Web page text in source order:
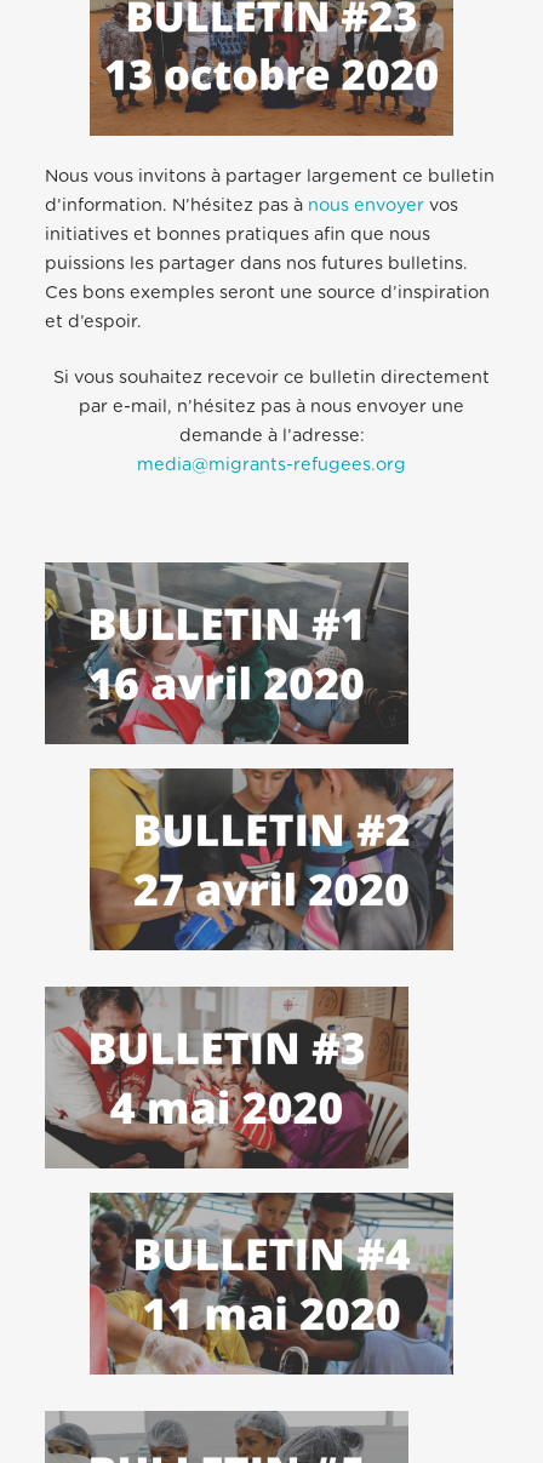
Nous vous invitons à partager largement ce bulletin
d’information. N’hésitez pas à nous envoyer vos
initiatives et bonnes pratiques afin que nous
puissions les partager dans nos futures bulletins.
Ces bons exemples seront une source d’inspiration
et d’espoir.
Si vous souhaitez recevoir ce bulletin directement
par e-mail, n’hésitez pas à nous envoyer une
demande à l’adresse:
media@migrants-refugees.org